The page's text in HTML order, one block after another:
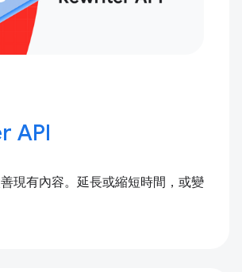
API
現有內容。延長或縮短時間，或變